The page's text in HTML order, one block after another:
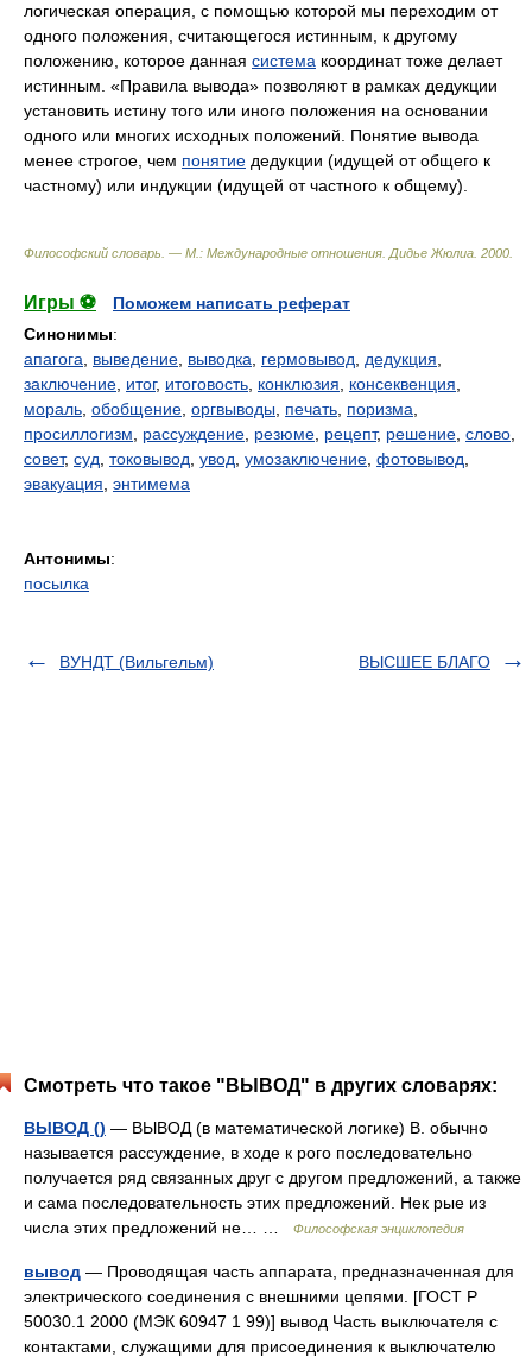
логическая операция, с помощью которой мы переходим от
одного положения, считающегося истинным, к другому
положению, которое данная система координат тоже делает
истинным. «Правила вывода» позволяют в рамках дедукции
установить истину того или иного положения на основании
одного или многих исходных положений. Понятие вывода
менее строгое, чем понятие дедукции (идущей от общего к
частному) или индукции (идущей от частного к общему).
Философский словарь. — М.: Международные отношения Дидье Жюлиа 2000
Игры ⚽
Поможем написать реферат
Синонимы:
апагога
выведение выводка гермовывод дедукция
заключение итог, итоговость конклюзия консеквенция
мораль обобщение оргвыводы печать поризма
просиллогизм
рассуждение резюме рецепт, решение слово
совет, суд токовывод увод умозаключение фотовывод
эвакуация энтимема
Антонимы:
посылка
ВУНДТ (Вильгельм) ВЫСШЕЕ БЛАГО
Смотреть что такое "ВЫВОД" в других словарях:
ВЫВОД () — ВЫВОД (в математической логике) В. обычно
называется рассуждение, в ходе к рого последовательно
получается ряд связанных друг с другом предложений, а также
и сама последовательность этих предложений. Нек рые из
числа этих предложений не… …
Философская энциклопедия
вывод — Проводящая часть аппарата, предназначенная для
электрического соединения с внешними цепями. [ГОСТ Р
50030.1 2000 (МЭК 60947 1 99)] вывод Часть выключателя с
контактами, служащими для присоединения к выключателю